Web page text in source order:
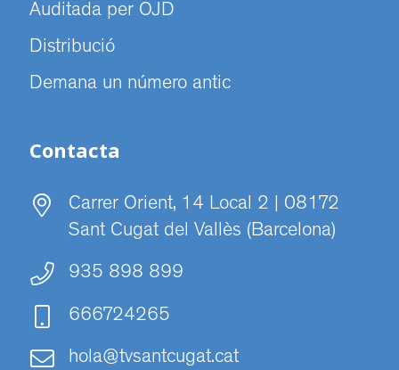
Auditada per OJD
Distribució
Demana un número antic
Contacta
Carrer Orient, 14 Local 2 | 08172
Sant Cugat del Vallès (Barcelona)
935 898 899
666724265
hola@tvsantcugat.cat